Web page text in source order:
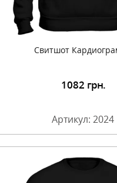
Свитшот
1082 грн.
Артикул: 2024
Подробнее